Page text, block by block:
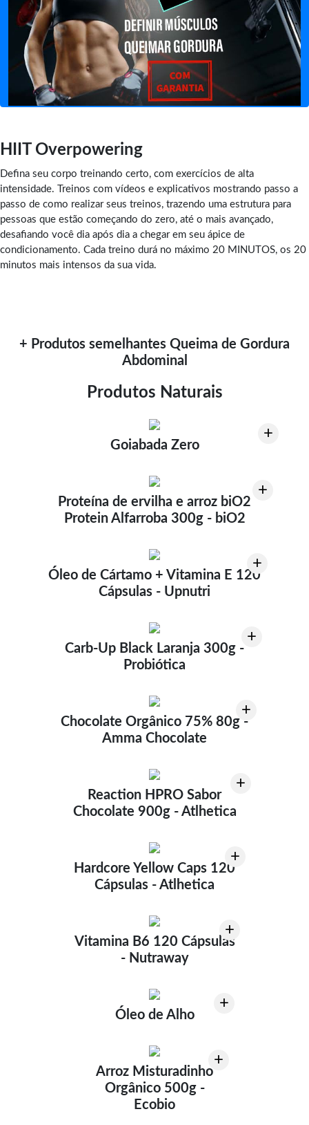
HIIT Overpowering
Defina seu corpo treinando certo, com exercícios de alta
intensidade. Treinos com vídeos e explicativos mostrando passo a
passo de como realizar seus treinos, trazendo uma estrutura para
pessoas que estão começando do zero, até o mais avançado,
desafiando você dia após dia a chegar em seu ápice de
condicionamento. Cada treino durá no máximo 20 MINUTOS, os 20
minutos mais intensos da sua vida.
+ Produtos semelhantes Queima de Gordura
Abdominal
Produtos Naturais
+
Goiabada Zero
+
Proteína de ervilha e arroz biO2
Protein Alfarroba 300g - biO2
+
Óleo de Cártamo + Vitamina E 120
Cápsulas - Upnutri
+
Carb-Up Black Laranja 300g -
Probiótica
+
Chocolate Orgânico 75% 80g -
Amma Chocolate
+
Reaction HPRO Sabor
Chocolate 900g - Atlhetica
+
Hardcore Yellow Caps 120
Cápsulas - Atlhetica
+
Vitamina B6 120 Cápsulas
- Nutraway
+
Óleo de Alho
+
Arroz Misturadinho
Orgânico 500g -
Ecobio